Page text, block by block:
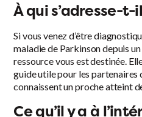
À qui s’adresse-t-
Si vous venez d’être
maladie de Parkinson depuis
ressource vous est destinée.
guide utile pour les partenaires
connaissent un proche atteint
Ce qu’il y a à